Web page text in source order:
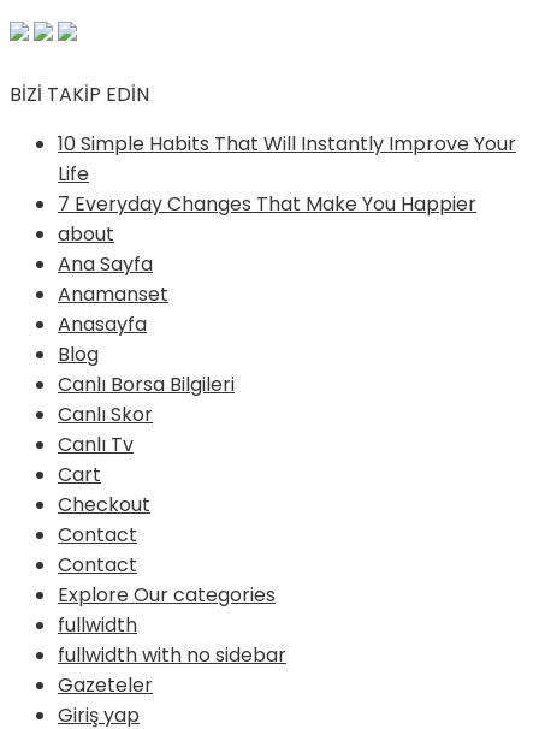
BİZİ TAKİP EDİN
10 Simple Habits That Will Instantly Improve Your
Life
7 Everyday Changes That Make You Happier
about
Ana Sayfa
Anamanset
Anasayfa
Blog
Canlı Borsa Bilgileri
Canlı Skor
Canlı Tv
Cart
Checkout
Contact
Contact
Explore Our categories
fullwidth
fullwidth with no sidebar
Gazeteler
Giriş yap